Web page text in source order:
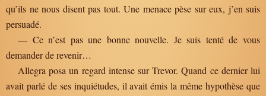
qu’ils ne nous disent pas tout. Une menace pèse sur eux, j’en suis
persuadé.
— Ce n’est pas une bonne nouvelle. Je suis tenté de vous
demander de revenir…
Allegra posa un regard intense sur Trevor. Quand ce dernier lui
avait parlé de ses inquiétudes, il avait émis la même hypothèse que